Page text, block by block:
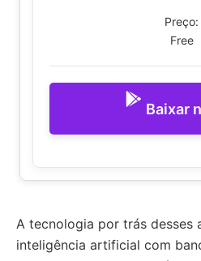
Preço:
Free
Baixar
A tecnologia por trás desses
inteligência artificial com